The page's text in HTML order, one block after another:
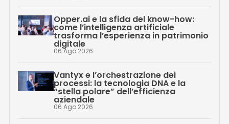
Opper.ai e la sfida del know-how:
come l’intelligenza artificiale
trasforma l’esperienza in patrimonio
digitale
06 Ago 2026
Vantyx e l’orchestrazione dei
processi: la tecnologia DNA e la
“stella polare” dell’efficienza
aziendale
06 Ago 2026